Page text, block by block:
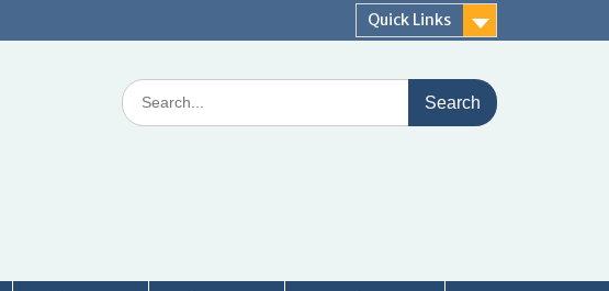
Quick Links
Search
for: